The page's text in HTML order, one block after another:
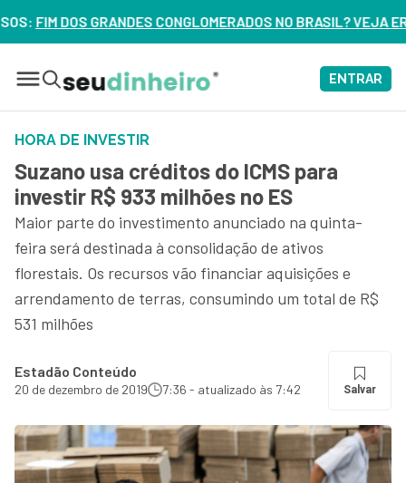
NO BRASIL? VEJA ERROS DE 3 DELES – ASSISTA
ENTRAR
HORA DE INVESTIR
Suzano usa créditos do ICMS para
investir R$ 933 milhões no ES
Maior parte do investimento anunciado na quinta-
feira será destinada à consolidação de ativos
florestais. Os recursos vão financiar aquisições e
arrendamento de terras, consumindo um total de R$
531 milhões
Estadão Conteúdo
20 de dezembro de 2019 7:36 - atualizado às 7:42 Salvar